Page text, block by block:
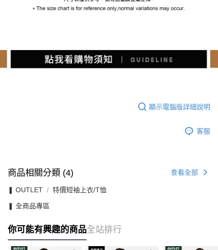
顯示電腦版詳細說明
客服
商品相關分類 (4) 查看全部
❚ OUTLET 特價短袖上衣/T恤
❚ 全商品專區
你可能有興趣的商品全站排行